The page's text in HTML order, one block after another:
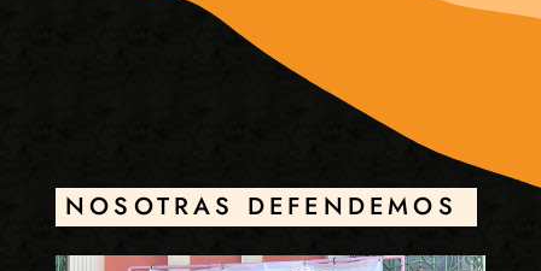
NOSOTRAS DEFENDEMOS